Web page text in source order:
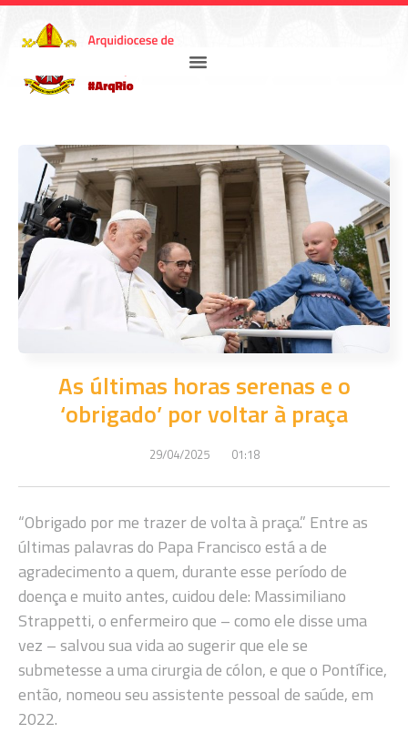
As últimas horas serenas e o
‘obrigado’ por voltar à praça
29/04/2025 01:18
“Obrigado por me trazer de volta à praça.” Entre as
últimas palavras do Papa Francisco está a de
agradecimento a quem, durante esse período de
doença e muito antes, cuidou dele: Massimiliano
Strappetti, o enfermeiro que – como ele disse uma
vez – salvou sua vida ao sugerir que ele se
submetesse a uma cirurgia de cólon, e que o Pontífice,
então, nomeou seu assistente pessoal de saúde, em
2022.